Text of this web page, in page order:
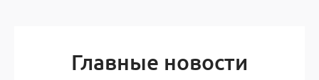
Главные новости